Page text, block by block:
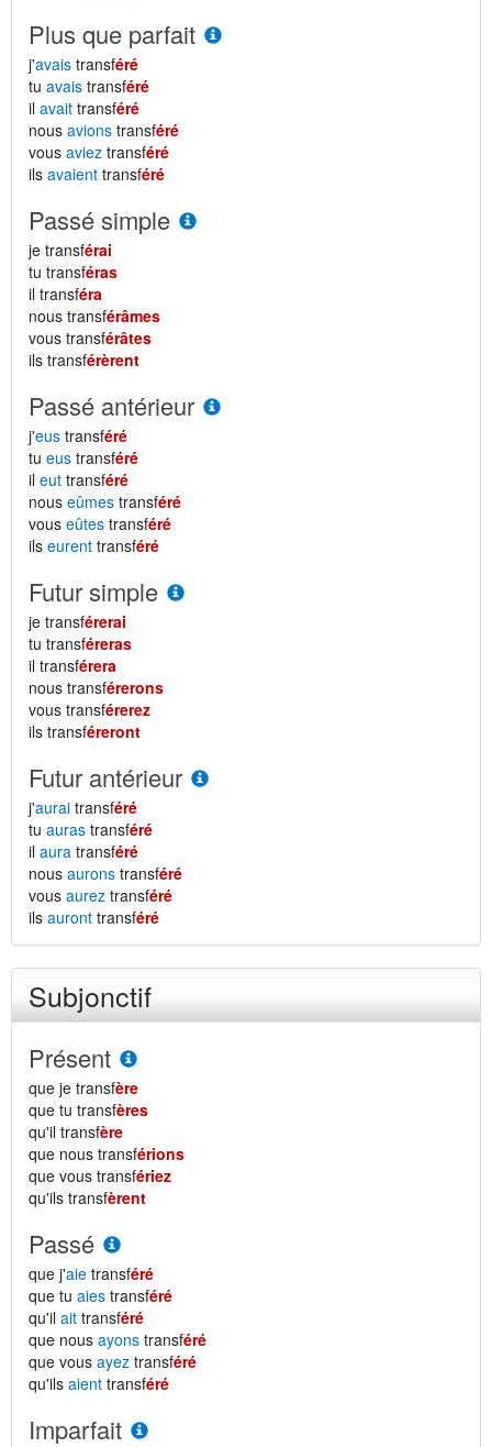
Plus que parfait
j'avais transféré
tu avais transféré
il avait transféré
nous avions transféré
vous aviez transféré
ils avaient transféré
Passé simple
je transférai
tu transféras
il transféra
nous transférâmes
vous transférâtes
ils transférèrent
Passé antérieur
j'eus transféré
tu eus transféré
il eut transféré
nous eûmes transféré
vous eûtes transféré
ils eurent transféré
Futur simple
je transférerai
tu transféreras
il transférera
nous transférerons
vous transférerez
ils transféreront
Futur antérieur
j'aurai transféré
tu auras transféré
il aura transféré
nous aurons transféré
vous aurez transféré
ils auront transféré
Subjonctif
Présent
que je transfère
que tu transfères
qu'il transfère
que nous transférions
que vous transfériez
qu'ils transfèrent
Passé
que j'aie transféré
que tu aies transféré
qu'il ait transféré
que nous ayons transféré
que vous ayez transféré
qu'ils aient transféré
Imparfait